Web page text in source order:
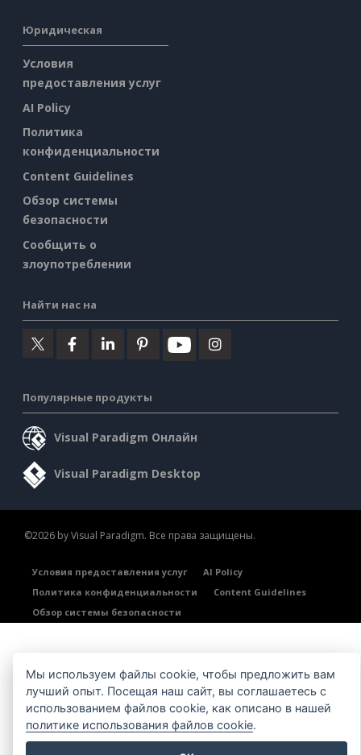
Юридическая
Условия
предоставления услуг
AI Policy
Политика
конфиденциальности
Content Guidelines
Обзор системы
безопасности
Сообщить о
злоупотреблении
Найти нас на
Популярные продукты
Visual Paradigm Онлайн
Visual Paradigm Desktop
©2026 by Visual Paradigm. Все права защищены.
Условия предоставления услуг
AI Policy
Политика конфиденциальности
Content Guidelines
Обзор системы безопасности
Мы используем файлы cookie, чтобы предложить вам
лучший опыт. Посещая наш сайт, вы соглашаетесь с
использованием файлов cookie, как описано в нашей
политике использования файлов cookie.